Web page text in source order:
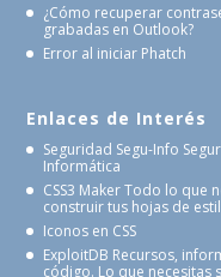
¿Cómo recuperar
grabadas en Outlook?
Error al iniciar Phatch
Enlaces de Interés
Seguridad Segu-Info
Informática
CSS3 MakerTodo lo que
construir tus hojas de
Iconos en CSS
ExploitDB Recursos,
código. Lo que necesitas